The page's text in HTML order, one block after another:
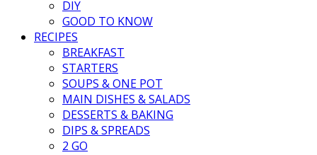
DIY
GOOD TO KNOW
RECIPES
BREAKFAST
STARTERS
SOUPS & ONE POT
MAIN DISHES & SALADS
DESSERTS & BAKING
DIPS & SPREADS
2 GO